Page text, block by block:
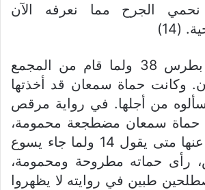
نحمي الجرح مما نعرفه الآن
(14)
في قصة حماة بطرس 38 ولما قام من المجمع
وكانت حماة سمعان قد أخذتها
من أجلها. في رواية مرقص
وكانت حماة سمعان مضطجعة محمومة،
فللوقت أخبروه عنها متى يقول 14 ولما جاء يسوع
رأى حماته مطروحة ومحمومة،
طبين في روايته لا يظهروا